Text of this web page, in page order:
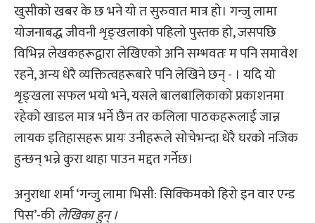
खुसीको खबर के छ भने यो त सुरुवात मात्र हो। गन्जु लामा
योजनाबद्ध जीवनी शृङ्खलाको पहिलो पुस्तक हो, जसपछि
विभिन्न लेखकहरूद्वारा लेखिएको अनि सम्भवतः म पनि समावेश
रहने, अन्य धेरै व्यक्तित्वहरूबारे पनि लेखिने छन् - । यदि यो
शृङ्खला सफल भयो भने, यसले बालबालिकाको प्रकाशनमा
रहेको खाडल मात्र भर्ने छैन तर कलिला पाठकहरूलाई जान्न
लायक इतिहासहरू प्रायः उनीहरूले सोचेभन्दा धेरै घरको नजिक
हुन्छन् भन्ने कुरा थाहा पाउन मद्दत गर्नेछ।
अनुराधा शर्मा ‘गन्जु लामा भिसी: सिक्किमको हिरो इन वार एन्ड
पिस’-कीलेखिका हुन् ।